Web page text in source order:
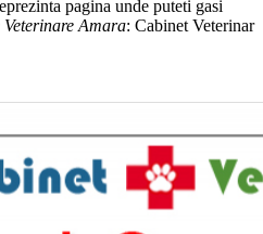
pagina unde puteti gasi
Veterinare Amara: Cabinet Veterinar